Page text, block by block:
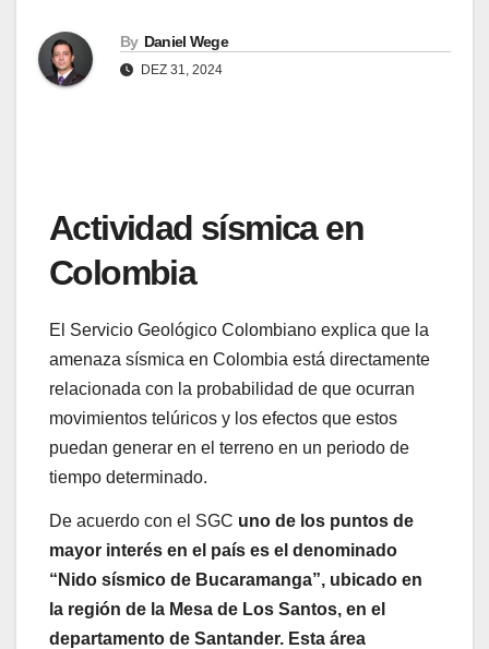
By Daniel Wege
DEZ 31, 2024
Actividad sísmica en
Colombia
El Servicio Geológico Colombiano explica que la
amenaza sísmica en Colombia está directamente
relacionada con la probabilidad de que ocurran
movimientos telúricos y los efectos que estos
puedan generar en el terreno en un periodo de
tiempo determinado.
De acuerdo con el SGC uno de los puntos de
mayor interés en el país es el denominado
“Nido sísmico de Bucaramanga”, ubicado en
la región de la Mesa de Los Santos, en el
departamento de Santander. Esta área